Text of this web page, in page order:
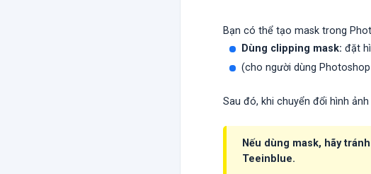
Bạn có thể tạo mask trong
Dùng clipping mask: đặt
(cho người dùng
Sau đó, khi chuyển đổi hình
Nếu dùng mask, hãy
Teeinblue.